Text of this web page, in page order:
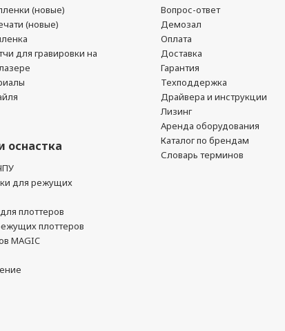
(новые)
(новые)
для гравировки на
оснастка
для режущих
плоттеров
плоттеров
MAGIC
Вопрос-ответ
Демозал
Оплата
Доставка
Гарантия
Техподдержка
Драйвера и инструкции
Лизинг
Аренда оборудования
Каталог по брендам
Словарь терминов